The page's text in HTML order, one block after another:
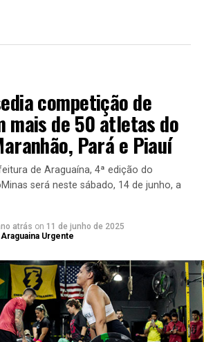
competição de
mais de 50 atletas do
Pará e Piauí
de Araguaína, 4ª edição do
será neste sábado, 14 de junho, a
atrás on 11 de junho de 2025
Urgente